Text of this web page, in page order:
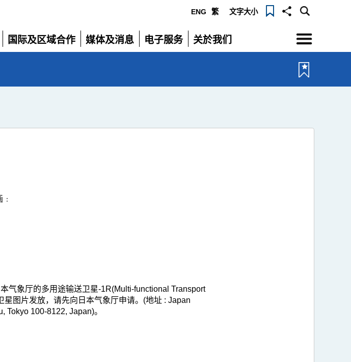
ENG 繁 文字大小
国际及区域合作
展
媒体及消息
展
电子服务
展
关於我们
展
选
单
气象厅的多用途输送卫星-1R(Multi-functional Transport
图片发放，请先向日本气象厅申请。(地址 : Japan
Tokyo 100-8122, Japan)。